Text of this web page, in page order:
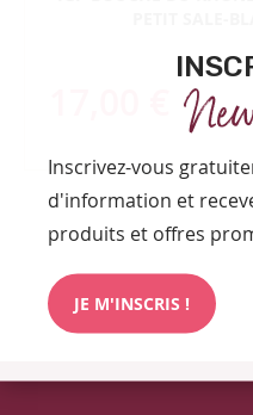
Inscrivez-vous
d'information et
produits et offres
JE M'INSCRIS !